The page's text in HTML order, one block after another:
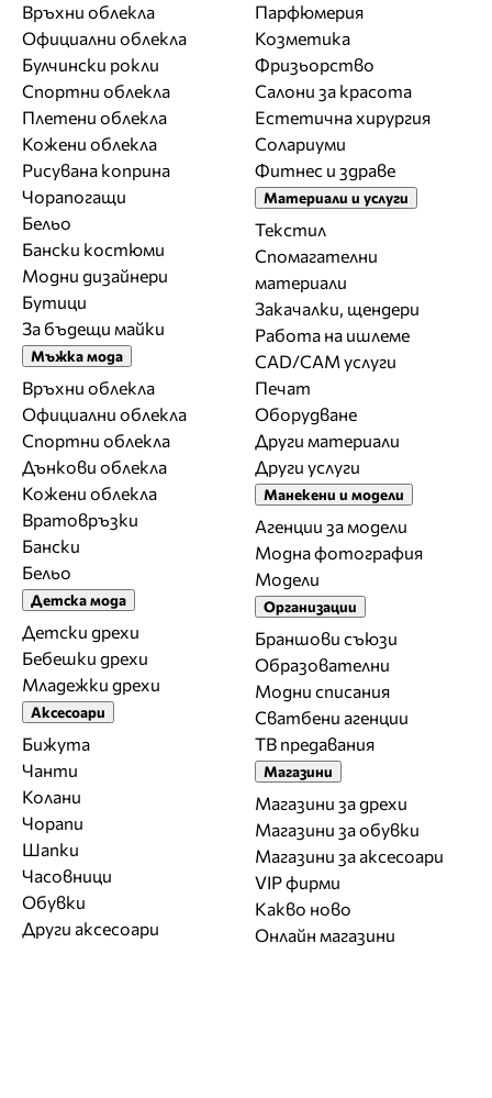
Връхни облекла
Официални облекла
Булчински рокли
Спортни облекла
Плетени облекла
Кожени облекла
Рисувана коприна
Чорапогащи
Бельо
Бански костюми
Модни дизайнери
Бутици
За бъдещи майки
Мъжка мода
Връхни облекла
Официални облекла
Спортни облекла
Дънкови облекла
Кожени облекла
Вратовръзки
Бански
Бельо
Детска мода
Детски дрехи
Бебешки дрехи
Младежки дрехи
Аксесоари
Бижута
Чанти
Колани
Чорапи
Шапки
Часовници
Обувки
Други аксесоари
Парфюмерия
Козметика
Фризьорство
Салони за красота
Естетична хирургия
Солариуми
Фитнес и здраве
Материали и услуги
Текстил
Спомагателни
материали
Закачалки, щендери
Работа на ишлеме
CAD/CAM услуги
Печат
Оборудване
Други материали
Други услуги
Манекени и модели
Агенции за модели
Модна фотография
Модели
Организации
Браншови съюзи
Образователни
Модни списания
Сватбени агенции
ТВ предавания
Магазини
Магазини за дрехи
Магазини за обувки
Магазини за aксесоари
VIP фирми
Какво ново
Онлайн магазини